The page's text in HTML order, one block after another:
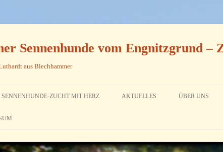
Sennenhunde vom Engnitzgrund –
aus Blechhammer
SENNENHUNDE-ZUCHT MIT HERZ AKTUELLES ÜBER UNS